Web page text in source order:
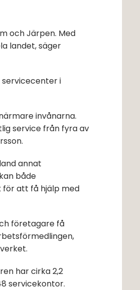
och Järpen. Med
landet, säger
servicecenter i
invånarna.
service från fyra av
annat
både
att få hjälp med
företagare få
har cirka 2,2
servicekontor.